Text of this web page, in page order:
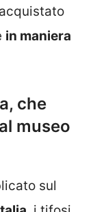
in maniera
che
museo
sul